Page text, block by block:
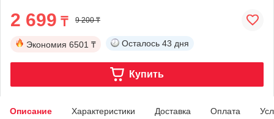
2 699 ₸ 9 200 ₸
Экономия 6501 ₸ Осталось 43 дня
Купить
Описание Характеристики Доставка Оплата